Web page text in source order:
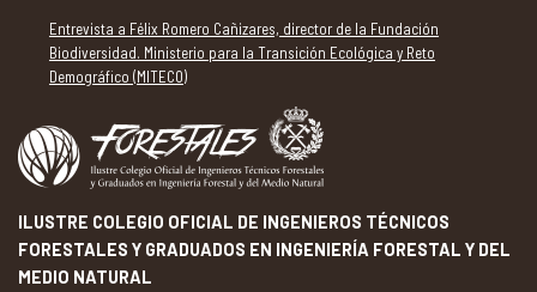
Entrevista a Félix Romero Cañizares, director de la Fundación
Biodiversidad. Ministerio para la Transición Ecológica y Reto
Demográfico (MITECO)
ILUSTRE COLEGIO OFICIAL DE INGENIEROS TÉCNICOS
FORESTALES Y GRADUADOS EN INGENIERÍA FORESTAL Y DEL
MEDIO NATURAL